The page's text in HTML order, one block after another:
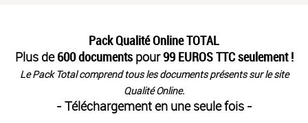
Pack Qualité Online TOTAL
Plus de600 documentspour99 EUROS TTC seulement !
Le Pack Total comprend tous les documents présents sur le site
Qualité Online.
- Téléchargement en une seule fois -